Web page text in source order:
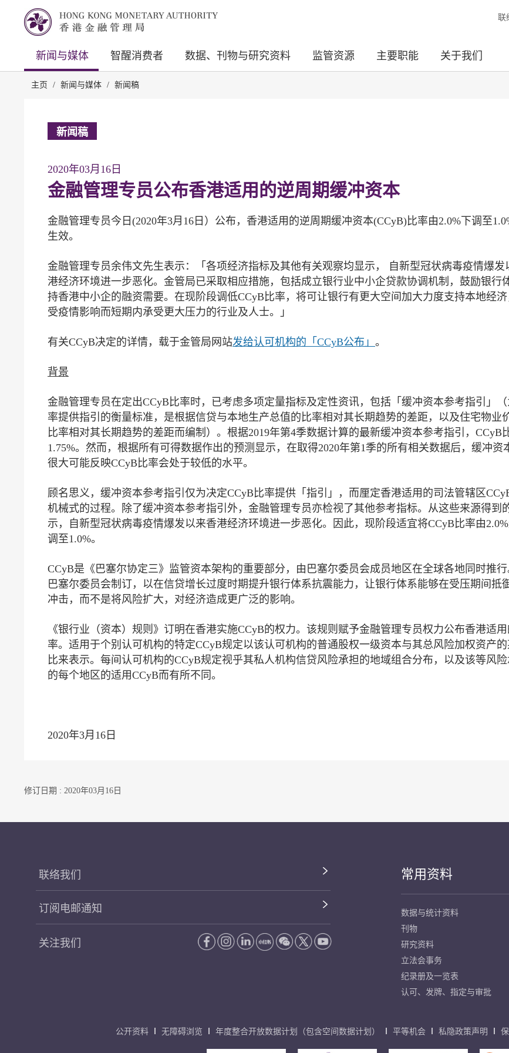
联
新闻与媒体 智醒消费者 数据、刊物与研究资料 监管资源 主要职能 关于我们
主页 / 新闻与媒体 / 新闻稿
新闻稿
2020年03月16日
金融管理专员公布香港适用的逆周期缓冲资本
金融管理专员今日(2020年3月16日）公布，香港适用的逆周期缓冲资本(CCyB)比率由2.0%下调至
生效。
金融管理专员余伟文先生表示：「各项经济指标及其他有关观察均显示， 自新型冠状病毒疫情爆发
港经济环境进一步恶化。金管局已采取相应措施，包括成立银行业中小企贷款协调机制，鼓励银行
持香港中小企的融资需要。在现阶段调低CCyB比率，将可让银行有更大空间加大力度支持本地经济
受疫情影响而短期内承受更大压力的行业及人士。」
有关CCyB决定的详情，载于金管局网站发给认可机构的「CCyB公布」 。
背景
金融管理专员在定出CCyB比率时，已考虑多项定量指标及定性资讯，包括「缓冲资本参考指引」（
率提供指引的衡量标准，是根据信贷与本地生产总值的比率相对其长期趋势的差距，以及住宅物业
比率相对其长期趋势的差距而编制）。根据2019年第4季数据计算的最新缓冲资本参考指引，CCyB
1.75%。然而，根据所有可得数据作出的预测显示，在取得2020年第1季的所有相关数据后，缓冲资
很大可能反映CCyB比率会处于较低的水平。
顾名思义，缓冲资本参考指引仅为决定CCyB比率提供「指引」，而厘定香港适用的司法管辖区
机械式的过程。除了缓冲资本参考指引外，金融管理专员亦检视了其他参考指标。从这些来源得到
示，自新型冠状病毒疫情爆发以来香港经济环境进一步恶化。因此，现阶段适宜将CCyB比率由
调至1.0%。
CCyB是《巴塞尔协定三》监管资本架构的重要部分，由巴塞尔委员会成员地区在全球各地同时推行
巴塞尔委员会制订，以在信贷增长过度时期提升银行体系抗震能力，让银行体系能够在受压期间抵
冲击，而不是将风险扩大，对经济造成更广泛的影响。
《银行业（资本）规则》订明在香港实施CCyB的权力。该规则赋予金融管理专员权力公布香港适
率。适用于个别认可机构的特定CCyB规定以该认可机构的普通股权一级资本与其总风险加权资产
比来表示。每间认可机构的CCyB规定视乎其私人机构信贷风险承担的地域组合分布，以及该等风
的每个地区的适用CCyB而有所不同。
2020年3月16日
修订日期 : 2020年03月16日
联络我们
订阅电邮通知
关注我们
常用资料
数据与统计资料
刊物
研究资料
立法会事务
纪录册及一览表
认可、发牌、指定与审批
公开资料 无障碍浏览 年度整合开放数据计划（包含空间数据计划） 平等机会 私隐政策声明